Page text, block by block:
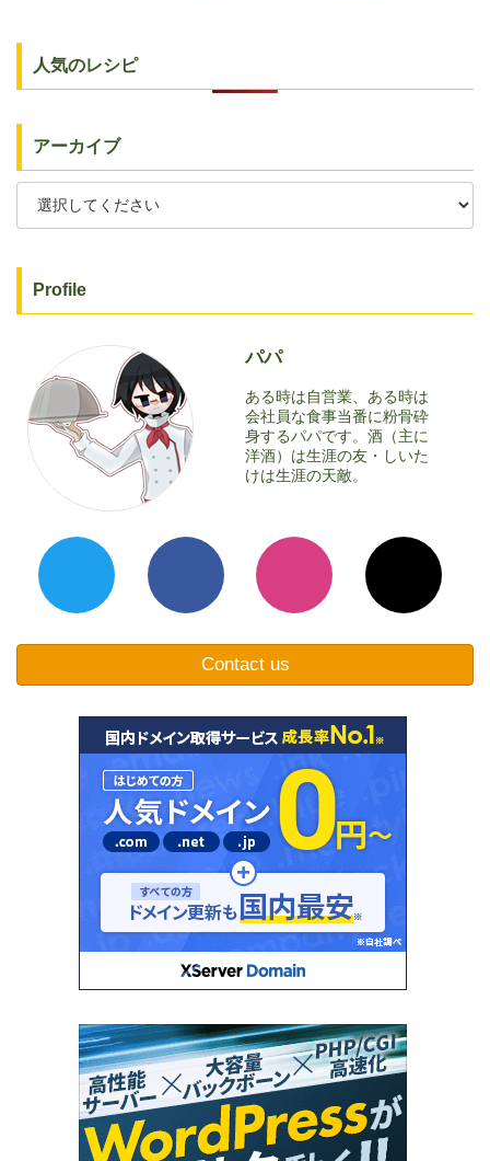
人気のレシピ
アーカイブ
Profile
パパ
ある時は自営業、ある時は
会社員な食事当番に粉骨砕
身するパパです。酒（主に
洋酒）は生涯の友・しいた
けは生涯の天敵。
Contact us